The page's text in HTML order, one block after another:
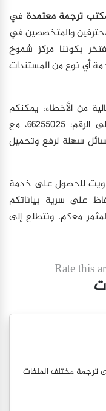
ترجمة معتمدة في
والمتخصصين في
بكوننا مركز شموخ
أي نوع من المستندات
من الأخطاء، يمكنكم
التواصل معنا عبر الهاتف أو الواتساب على الرقم: 66255025، مع
سهلة لرفع وتحميل
للحصول على خدمة
على سرية بياناتكم
معكم، ونتطلع إلى
Rate this
ترجمة مختلف الملفات